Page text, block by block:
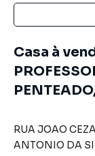
Casa à
RUA JOAO
ANTONIO DA